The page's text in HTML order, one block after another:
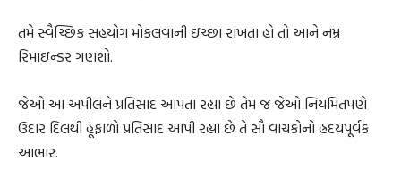
તમે સ્વૈચ્છિક સહયોગ મોકલવાની ઇચ્છા રાખતા હો તો આને નમ્ર
રિમાઇન્ડર ગણશો.
જેઓ આ અપીલને પ્રતિસાદ આપતા રહ્યા છે તેમ જ જેઓ નિયમિતપણે
ઉદાર દિલથી હૂંફાળો પ્રતિસાદ આપી રહ્યા છે તે સૌ વાચકોનો હ્રદયપૂર્વક
આભાર.